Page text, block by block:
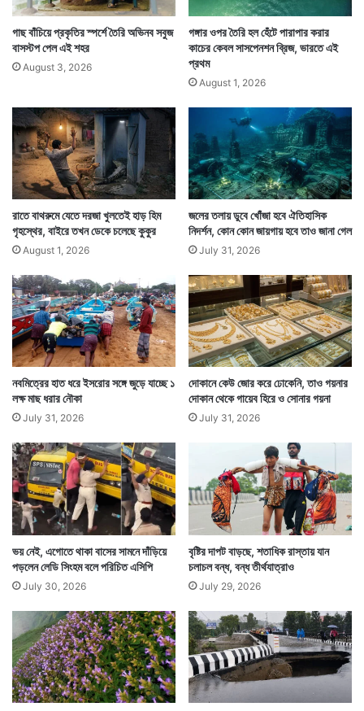
গাছ বাঁচিয়ে প্রকৃতির স্পর্শে তৈরি অভিনব সবুজ
বাসস্টপ পেল এই শহর
August 3, 2026
গঙ্গার ওপর তৈরি হল হেঁটে পারাপার করার
কাচের কেবল সাসপেনশন ব্রিজ, ভারতে এই
প্রথম
August 1, 2026
রাতে বাথরুমে যেতে দরজা খুলতেই হাড় হিম
গৃহস্থের, বাইরে তখন ডেকে চলেছে কুকুর
August 1, 2026
জলের তলায় ডুবে খোঁজা হবে ঐতিহাসিক
নিদর্শন, কোন কোন জায়গায় হবে তাও জানা গেল
July 31, 2026
নবমিত্রের হাত ধরে ইসরোর সঙ্গে জুড়ে যাচ্ছে ১
লক্ষ মাছ ধরার নৌকা
July 31, 2026
দোকানে কেউ জোর করে ঢোকেনি, তাও গয়নার
দোকান থেকে গায়েব হিরে ও সোনার গয়না
July 31, 2026
ভয় নেই, এগোতে থাকা বাসের সামনে দাঁড়িয়ে
পড়লেন লেডি সিংহম বলে পরিচিত এসিপি
July 30, 2026
বৃষ্টির দাপট বাড়ছে, শতাধিক রাস্তায় যান
চলাচল বন্ধ, বন্ধ তীর্থযাত্রাও
July 29, 2026